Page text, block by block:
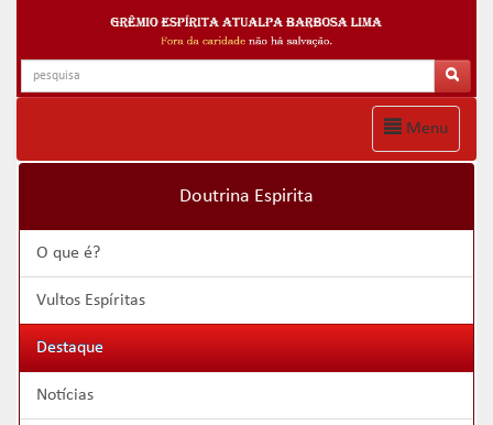
Menu
Doutrina Espirita
O que é?
Vultos Espíritas
Destaque
Notícias